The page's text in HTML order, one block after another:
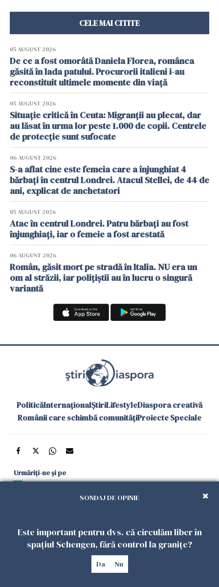
CELE MAI CITITE
05 AUGUST 2026
De ce a fost omorâtă Daniela Florea, românca
găsită în lada patului. Procurorii italieni i-au
reconstituit ultimele momente din viață
05 AUGUST 2026
Situație critică în Ceuta: Migranții au plecat, dar
au lăsat în urma lor peste 1.000 de copii. Centrele
de protecție sunt sufocate
06 AUGUST 2026
S-a aflat cine este femeia care a înjunghiat 4
bărbați în centrul Londrei. Atacul Stellei, de 44 de
ani, explicat de anchetatori
05 AUGUST 2026
Atac în centrul Londrei. Patru bărbați au fost
înjunghiați, iar o femeie a fost arestată
06 AUGUST 2026
Român, găsit mort pe stradă în Italia. NU era un
om al străzii, iar polițiștii au în lucru o singură
variantă
PoliticăInternaționalȘtiriLifestyleDiaspora creativă
Românii care schimbă comunitățiProiecte Speciale
Urmăriți-ne și pe
și în aplicațiile mobile
Politica de
confidențialitate
Politica
Cookies
Gestionați
Contact
Declarație de
accesibilitate
Copyright 2026. Toate drepturile rezervate.
SONDAJ DE OPINIE
Este important pentru dvs. că circulăm liber în
spațiul Schengen, fără control la granițe?
Da Nu